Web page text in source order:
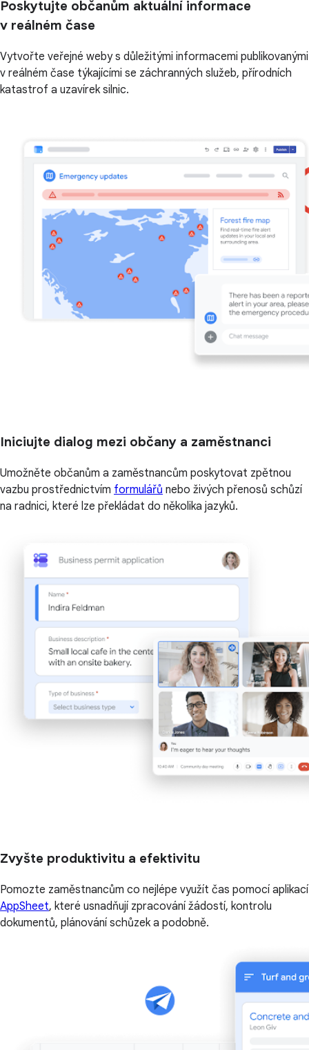
Poskytujte občanům aktuální informace
v reálném čase
Vytvořte veřejné weby s důležitými informacemi publikovanými
v reálném čase týkajícími se záchranných služeb, přírodních
katastrof a uzavírek silnic.
Iniciujte dialog mezi občany a zaměstnanci
Umožněte občanům a zaměstnancům poskytovat zpětnou
vazbu prostřednictvím formulářů nebo živých přenosů schůzí
na radnici, které lze překládat do několika jazyků.
Zvyšte produktivitu a efektivitu
Pomozte zaměstnancům co nejlépe využít čas pomocí aplikací
AppSheet, které usnadňují zpracování žádostí, kontrolu
dokumentů, plánování schůzek a podobně.